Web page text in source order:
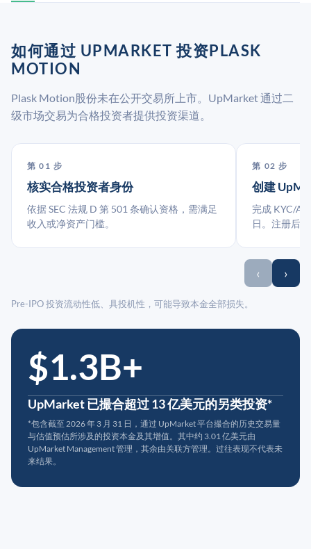
如何通过 UPMARKET 投资PLASK
MOTION
Plask Motion股份未在公开交易所上市。UpMarket 通过二
级市场交易为合格投资者提供投资渠道。
第 01 步
核实合格投资者身份
依据 SEC 法规 D 第 501 条确认资格，需满足
收入或净资产门槛。
第 02 步
创建
完成 KYC/
日。注册后
‹ ›
Pre-IPO 投资流动性低、具投机性，可能导致本金全部损失。
$1.3B+
UpMarket 已撮合超过 13 亿美元的另类投资*
*包含截至 2026 年 3 月 31 日，通过 UpMarket 平台撮合的历史交易量
与估值预估所涉及的投资本金及其增值。其中约 3.01 亿美元由
UpMarket Management 管理，其余由关联方管理。过往表现不代表未
来结果。